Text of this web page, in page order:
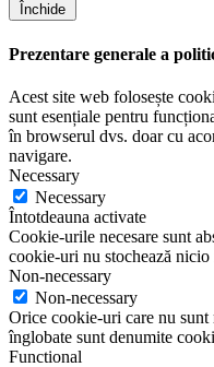
Închide
Prezentare generale a
Acest site web folosește
sunt esențiale pentru
în browserul dvs. doar cu
navigare.
Necessary
Necessary
Întotdeauna activate
Cookie-urile necesare sunt
cookie-uri nu stochează
Non-necessary
Non-necessary
Orice cookie-uri care nu sunt
înglobate sunt denumite
Functional